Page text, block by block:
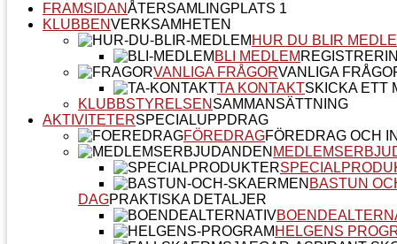
FRAMSIDANÅTERSAMLINGPLATS 1
KLUBBENVERKSAMHETEN
HUR DU BLIR
BLI MEDLEM
VANLIGA FRÅGORVANLIGA
TA KONTAKTSKICKA ETT
KLUBBSTYRELSEN SAMMANSÄTTNING
AKTIVITETERSPECIALUPPDRAG
FÖREDRAGFÖREDRAG OCH
BASTUN
DAGPRAKTISKA DETALJER
HELGENS